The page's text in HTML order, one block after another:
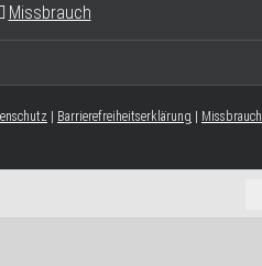
Missbrauch
| Barrierefreiheitserklärung | Missbrauch